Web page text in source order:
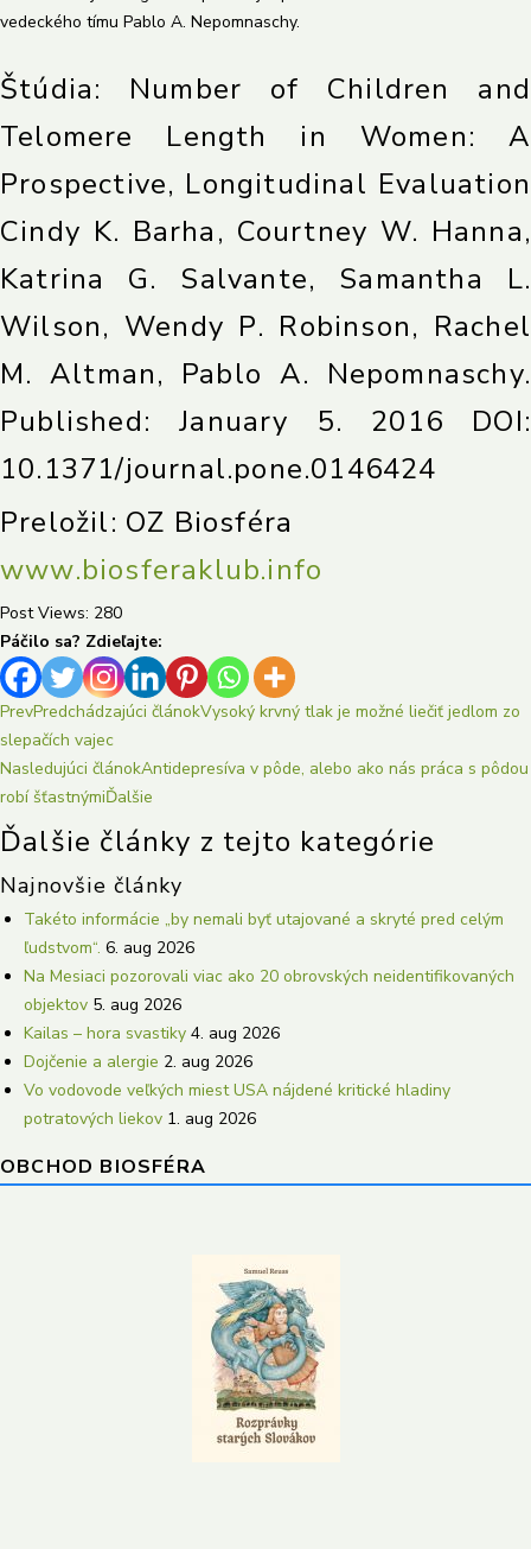
vedeckého tímu Pablo A. Nepomnaschy.
Štúdia: Number of Children and
Telomere Length in Women: A
Prospective, Longitudinal Evaluation
Cindy K. Barha, Courtney W. Hanna,
Katrina G. Salvante, Samantha L.
Wilson, Wendy P. Robinson, Rachel
M. Altman, Pablo A. Nepomnaschy.
Published: January 5. 2016 DOI:
10.1371/journal.pone.0146424
Preložil: OZ Biosféra
www.biosferaklub.info
Post Views: 280
Páčilo sa? Zdieľajte:
PrevPredchádzajúci článokVysoký krvný tlak je možné liečiť jedlom zo
slepačích vajec
Nasledujúci článokAntidepresíva v pôde, alebo ako nás práca s pôdou
robí šťastnýmiĎalšie
Ďalšie články z tejto kategórie
Najnovšie články
Takéto informácie „by nemali byť utajované a skryté pred celým
ľudstvom“. 6. aug 2026
Na Mesiaci pozorovali viac ako 20 obrovských neidentifikovaných
objektov 5. aug 2026
Kailas – hora svastiky 4. aug 2026
Dojčenie a alergie 2. aug 2026
Vo vodovode veľkých miest USA nájdené kritické hladiny
potratových liekov 1. aug 2026
OBCHOD BIOSFÉRA